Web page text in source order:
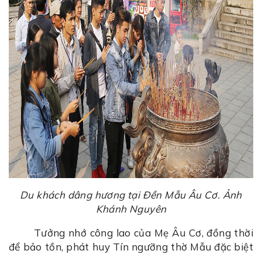
Du khách dâng hương tại Đền Mẫu Âu Cơ. Ảnh
Khánh Nguyên
Tưởng nhớ công lao của Mẹ Âu Cơ, đồng thời
để bảo tồn, phát huy Tín ngưỡng thờ Mẫu đặc biệt